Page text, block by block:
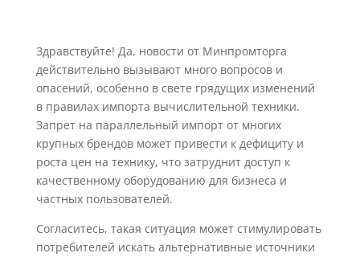
Здравствуйте! Да, новости от Минпромторга
действительно вызывают много вопросов и
опасений, особенно в свете грядущих изменений
в правилах импорта вычислительной техники.
Запрет на параллельный импорт от многих
крупных брендов может привести к дефициту и
роста цен на технику, что затруднит доступ к
качественному оборудованию для бизнеса и
частных пользователей.
Согласитесь, такая ситуация может стимулировать
потребителей искать альтернативные источники